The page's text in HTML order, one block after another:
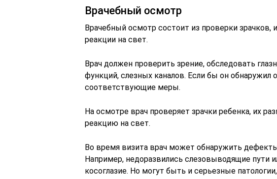
Врачебный осмотр
Врачебный осмотр состоит из проверки зрачков,
реакции на свет.
Врач должен проверить зрение, обследовать
функций, слезных каналов. Если бы он обнаружил
соответствующие меры.
На осмотре врач проверяет зрачки ребенка, их
реакцию на свет.
Во время визита врач может обнаружить
Например, недоразвились слезовыводящие пути
косоглазие. Но могут быть и серьезные